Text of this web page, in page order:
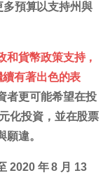
預算以支持州與
和貨幣政策支持，
有著出色的表
者更可能希望在投
化投資，並在股票
違。
2020 年 8 月 13